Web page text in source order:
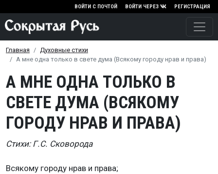
Перейти к основному
ВОЙТИ С ПОЧТОЙ ВОЙТИ ЧЕРЕЗ РЕГИСТРАЦИЯ
Главная
Духовные стихи
А мне одна только в свете дума (Всякому городу нрав и права)
А МНЕ ОДНА ТОЛЬКО В
СВЕТЕ ДУМА (ВСЯКОМУ
ГОРОДУ НРАВ И ПРАВА)
Стихи: Г.С. Сковорода
Всякому городу нрав и права;